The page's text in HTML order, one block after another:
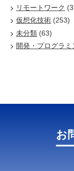
リモートワーク
仮想化技術 (253)
未分類 (63)
開発・プログラミ
お